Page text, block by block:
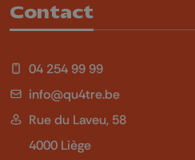
Contact
04 254 99 99
info@qu4tre.be
Rue du Laveu, 58
4000 Liège